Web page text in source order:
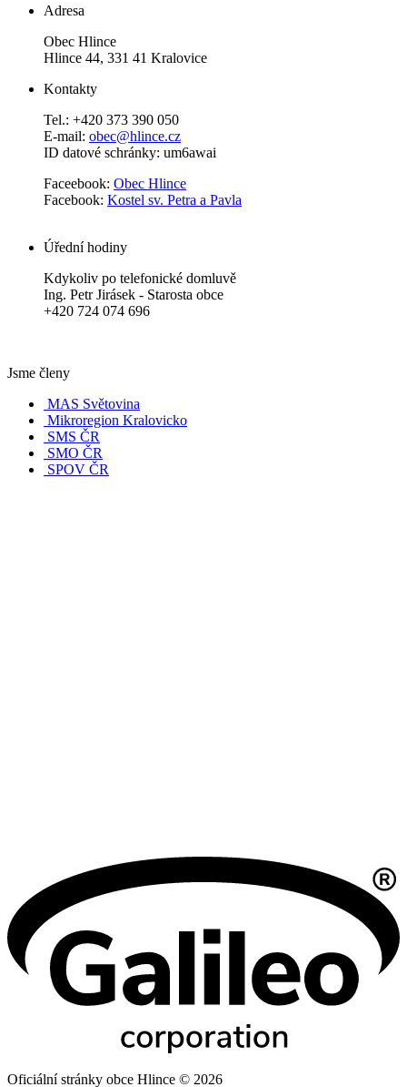
Adresa
Obec Hlince
Hlince 44, 331 41 Kralovice
Kontakty
Tel.: +420 373 390 050
E-mail: obec@hlince.cz
ID datové schránky: um6awai
Faceebook: Obec Hlince
Facebook: Kostel sv. Petra a Pavla
Úřední hodiny
Kdykoliv po telefonické domluvě
Ing. Petr Jirásek - Starosta obce
+420 724 074 696
Jsme členy
MAS Světovina
Mikroregion Kralovicko
SMS ČR
SMO ČR
SPOV ČR
Oficiální stránky obce Hlince © 2026